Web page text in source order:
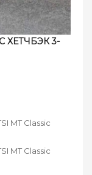
ХЕТЧБЭК 3-
MT Classic
MT Classic